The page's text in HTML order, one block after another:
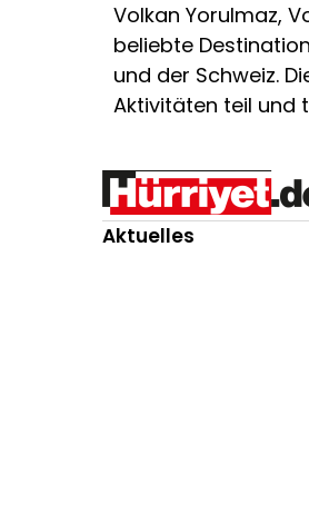
Volkan Yorulmaz,
beliebte
und der Schweiz.
Aktivitäten teil und
Aktuelles